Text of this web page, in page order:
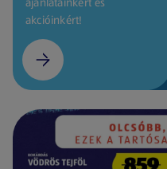
akcióinkért!